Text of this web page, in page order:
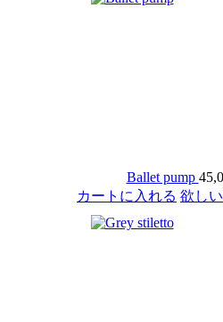
Ballet pump
カートに入れる 欲し